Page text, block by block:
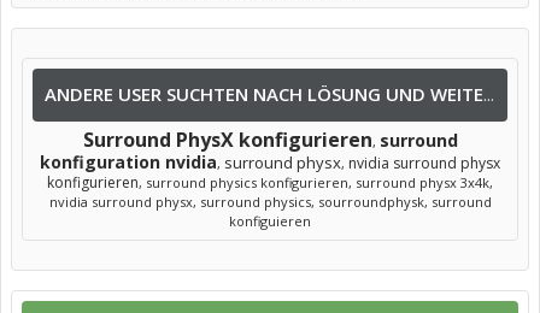
ANDERE USER SUCHTEN NACH LÖSUNG UND WEITEREN INFOS NACH:
Surround PhysX konfigurieren, surround
konfiguration nvidia, surround physx, nvidia surround physx
konfigurieren, surround physics konfigurieren, surround physx 3x4k,
nvidia surround physx, surround physics, sourroundphysk, surround
konfiguieren